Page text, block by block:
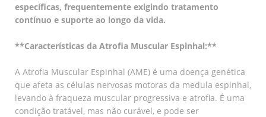
específicas, frequentemente exigindo tratamento
contínuo e suporte ao longo da vida.
**Características da Atrofia Muscular Espinhal:**
A Atrofia Muscular Espinhal (AME) é uma doença genética
que afeta as células nervosas motoras da medula espinhal,
levando à fraqueza muscular progressiva e atrofia. É uma
condição tratável, mas não curável, e pode ser